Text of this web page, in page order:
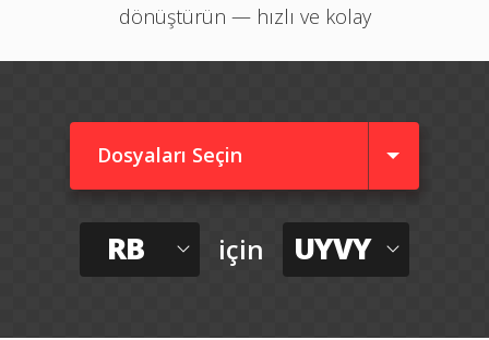
dönüştürün — hızlı ve kolay
Dosyaları Seçin
RB için UYVY